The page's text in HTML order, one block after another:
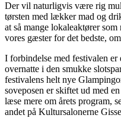
Der vil naturligvis være rig
tørsten med lækker mad og
at så mange lokaleaktører
vores gæster for det bedste,
I forbindelse med festivalen
overnatte i den smukke
festivalens helt nye
soveposen er skiftet ud med
læse mere om årets program,
andet på Kultursalonerne